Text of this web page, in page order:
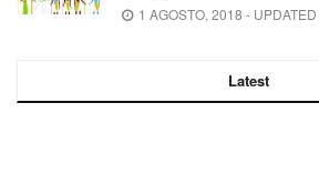
1 AGOSTO, 2018 -
Latest